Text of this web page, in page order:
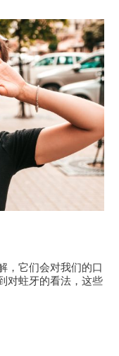
，它们会对我们的口
对蛀牙的看法，这些